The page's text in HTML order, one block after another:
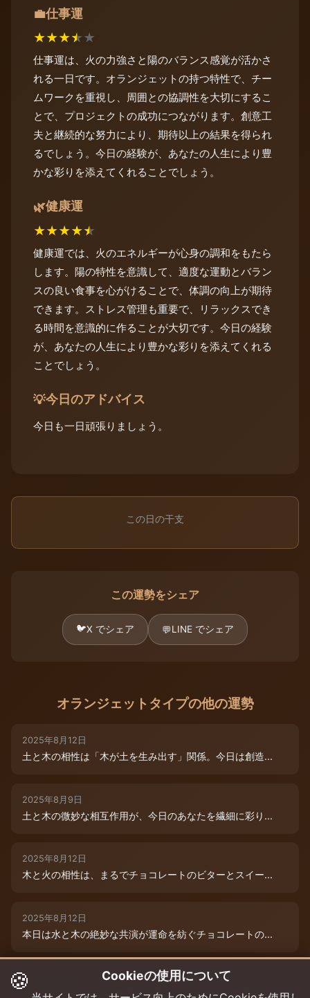
💼仕事運
★★★★★
仕事運は、火の力強さと陽のバランス感覚が活かさ
れる一日です。オランジェットの持つ特性で、チー
ムワークを重視し、周囲との協調性を大切にするこ
とで、プロジェクトの成功につながります。創意工
夫と継続的な努力により、期待以上の結果を得られ
るでしょう。今日の経験が、あなたの人生により豊
かな彩りを添えてくれることでしょう。
🌿健康運
★★★★★
健康運では、火のエネルギーが心身の調和をもたら
します。陽の特性を意識して、適度な運動とバラン
スの良い食事を心がけることで、体調の向上が期待
できます。ストレス管理も重要で、リラックスでき
る時間を意識的に作ることが大切です。今日の経験
が、あなたの人生により豊かな彩りを添えてくれる
ことでしょう。
💡今日のアドバイス
今日も一日頑張りましょう。
この日の干支
この運勢をシェア
🐦X でシェア 💬LINE でシェア
オランジェットタイプの他の運勢
2025年8月12日
土と木の相性は「木が土を生み出す」関係。今日は創造...
2025年8月9日
土と木の微妙な相互作用が、今日のあなたを繊細に彩り...
2025年8月12日
木と火の相性は、まるでチョコレートのビターとスイー...
2025年8月12日
本日は水と木の絶妙な共演が運命を紡ぐチョコレートの...
2025年8月12日
本日は、燃えるような情熱と成長のエネルギーが交差す...
🍪 Cookieの使用について